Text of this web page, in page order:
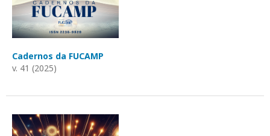
Cadernos da FUCAMP
v. 41 (2025)